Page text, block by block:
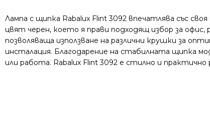
Лампа с щипка Rabalux Flint 3092 впечатлява със
цвят черен, което я прави подходящ избор за
позволяваща използване на различни крушки за
инсталация. Благодарение на стабилната щипка
или работа. Rabalux Flint 3092 е стилно и